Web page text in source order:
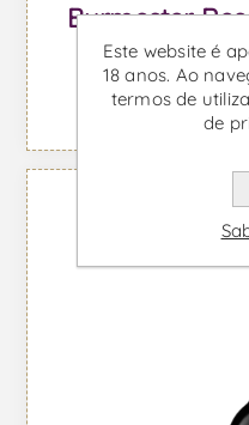
Burmester
Desde
Este website é
18 anos. Ao
termos de
de